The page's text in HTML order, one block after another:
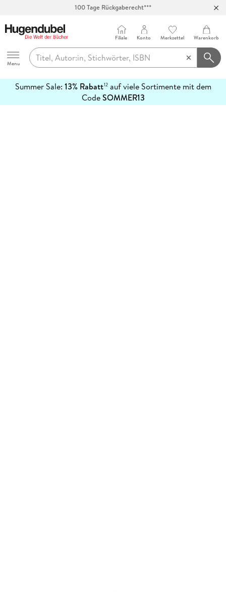
100 Tage Rückgaberecht***
Hugendubel
Menu
Filiale Konto Merkzettel Warenkorb
Summer Sale: 13% Rabatt12auf viele Sortimente mit dem
CodeSOMMER13
erfahren